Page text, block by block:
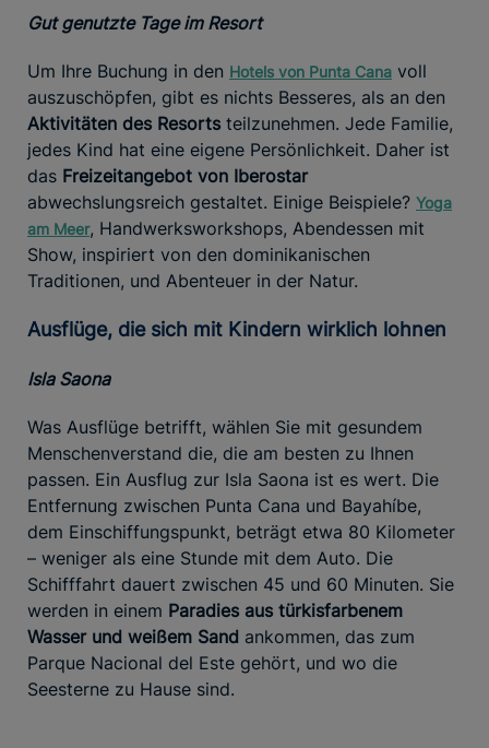
Gut genutzte Tage im Resort
Um Ihre Buchung in den Hotels von Punta Cana voll
auszuschöpfen, gibt es nichts Besseres, als an den
Aktivitäten des Resorts teilzunehmen. Jede Familie,
jedes Kind hat eine eigene Persönlichkeit. Daher ist
das Freizeitangebot von Iberostar
abwechslungsreich gestaltet. Einige Beispiele? Yoga
am Meer, Handwerksworkshops, Abendessen mit
Show, inspiriert von den dominikanischen
Traditionen, und Abenteuer in der Natur.
Ausflüge, die sich mit Kindern wirklich lohnen
Isla Saona
Was Ausflüge betrifft, wählen Sie mit gesundem
Menschenverstand die, die am besten zu Ihnen
passen. Ein Ausflug zur Isla Saona ist es wert. Die
Entfernung zwischen Punta Cana und Bayahíbe,
dem Einschiffungspunkt, beträgt etwa 80 Kilometer
– weniger als eine Stunde mit dem Auto. Die
Schifffahrt dauert zwischen 45 und 60 Minuten. Sie
werden in einem Paradies aus türkisfarbenem
Wasser und weißem Sand ankommen, das zum
Parque Nacional del Este gehört, und wo die
Seesterne zu Hause sind.